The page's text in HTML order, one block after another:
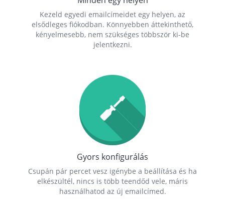
Kezeld egyedi emailcímeidet egy helyen, az
elsődleges fiókodban. Könnyebben áttekinthető,
kényelmesebb, nem szükséges többször ki-be
jelentkezni.
Gyors konfigurálás
Csupán pár percet vesz igénybe a beállítása és ha
elkészültél, nincs is több teendőd vele, máris
használhatod az új emailcímed.